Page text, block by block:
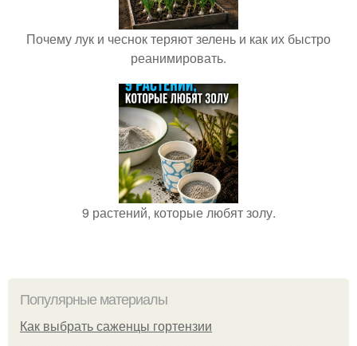
Почему лук и чеснок теряют зелень и как их быстро
реанимировать.
9 растений, которые любят золу.
Популярные материалы
Как выбрать саженцы гортензии